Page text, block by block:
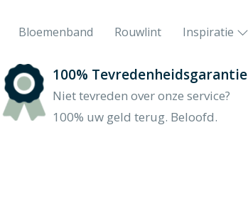
Bloemenband Rouwlint Inspiratie
Het rouwboeket in hartvorm
100% Tevredenheidsgarantie
Niet tevreden over onze service?
100% uw geld terug. Beloofd.